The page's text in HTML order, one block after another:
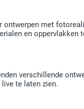
ontwerpen met
en oppervlakken
verschillende
te laten zien.